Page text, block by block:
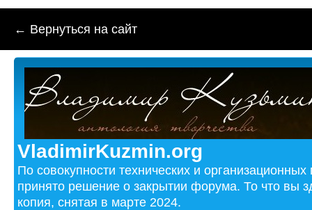
← Вернуться на сайт
VladimirKuzmin.org
По совокупности технических и
принято решение о закрытии форума. То что вы
копия, снятая в марте 2024.